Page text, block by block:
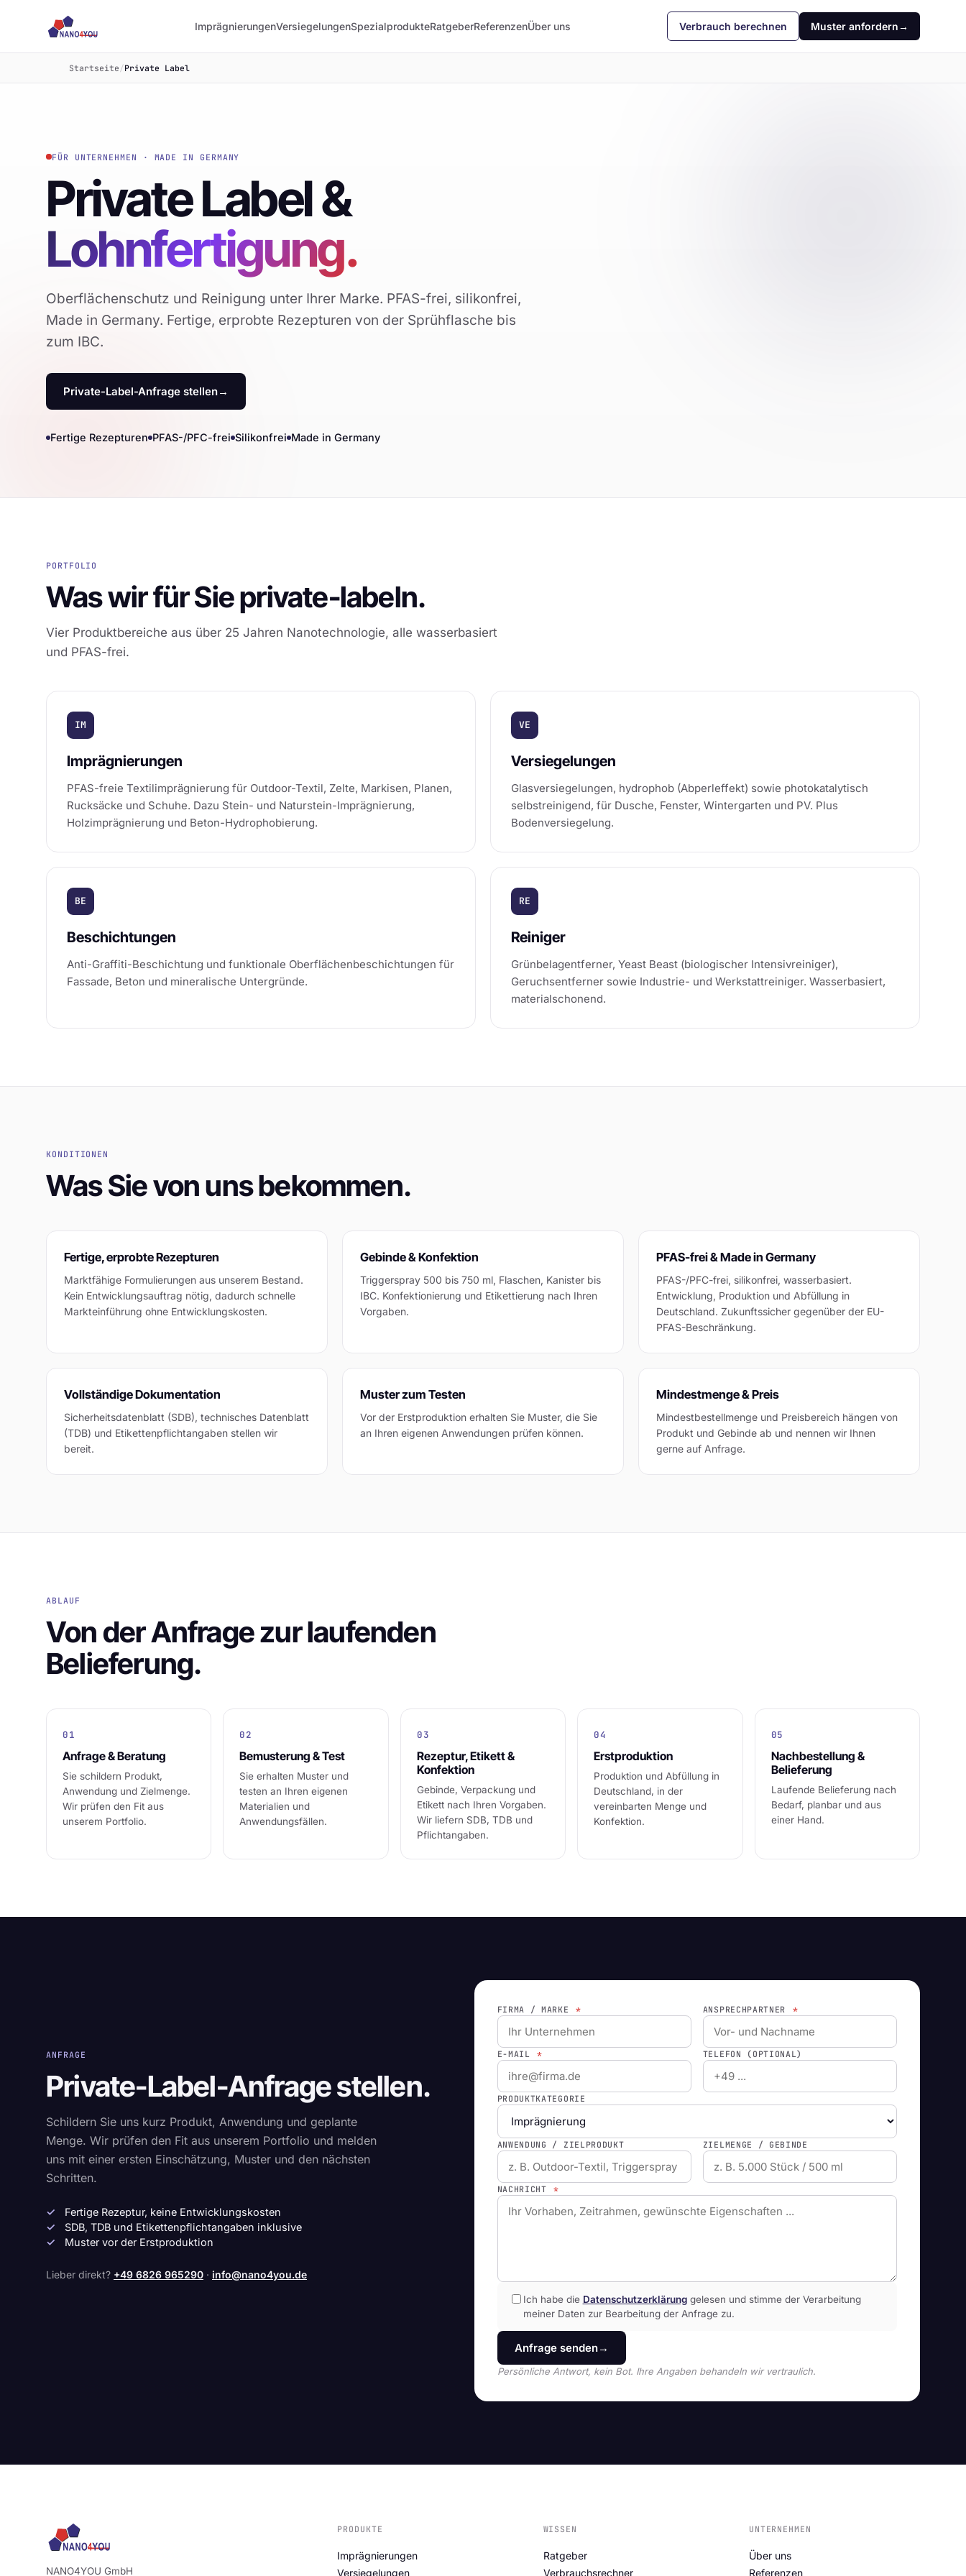
ImprägnierungenVersiegelungenSpezialprodukteRatgeberReferenzenÜber uns Verbrauch berechnen Muster anfordern→
Startseite /Private Label
FÜR UNTERNEHMEN · MADE IN GERMANY
Private Label &
Lohnfertigung.
Oberflächenschutz und Reinigung unter Ihrer Marke. PFAS-frei, silikonfrei,
Made in Germany. Fertige, erprobte Rezepturen von der Sprühflasche bis
zum IBC.
Private-Label-Anfrage stellen→
Fertige Rezepturen PFAS-/PFC-frei Silikonfrei Made in Germany
PORTFOLIO
Was wir für Sie private-labeln.
Vier Produktbereiche aus über 25 Jahren Nanotechnologie, alle wasserbasiert
und PFAS-frei.
IM
Imprägnierungen
PFAS-freie Textilimprägnierung für Outdoor-Textil, Zelte, Markisen, Planen,
Rucksäcke und Schuhe. Dazu Stein- und Naturstein-Imprägnierung,
Holzimprägnierung und Beton-Hydrophobierung.
VE
Versiegelungen
Glasversiegelungen, hydrophob (Abperleffekt) sowie photokatalytisch
selbstreinigend, für Dusche, Fenster, Wintergarten und PV. Plus
Bodenversiegelung.
BE
Beschichtungen
Anti-Graffiti-Beschichtung und funktionale Oberflächenbeschichtungen für
Fassade, Beton und mineralische Untergründe.
RE
Reiniger
Grünbelagentferner, Yeast Beast (biologischer Intensivreiniger),
Geruchsentferner sowie Industrie- und Werkstattreiniger. Wasserbasiert,
materialschonend.
KONDITIONEN
Was Sie von uns bekommen.
Fertige, erprobte Rezepturen
Marktfähige Formulierungen aus unserem Bestand.
Kein Entwicklungsauftrag nötig, dadurch schnelle
Markteinführung ohne Entwicklungskosten.
Gebinde & Konfektion
Triggerspray 500 bis 750 ml, Flaschen, Kanister bis
IBC. Konfektionierung und Etikettierung nach Ihren
Vorgaben.
PFAS-frei & Made in Germany
PFAS-/PFC-frei, silikonfrei, wasserbasiert.
Entwicklung, Produktion und Abfüllung in
Deutschland. Zukunftssicher gegenüber der EU-
PFAS-Beschränkung.
Vollständige Dokumentation
Sicherheitsdatenblatt (SDB), technisches Datenblatt
(TDB) und Etikettenpflichtangaben stellen wir
bereit.
Muster zum Testen
Vor der Erstproduktion erhalten Sie Muster, die Sie
an Ihren eigenen Anwendungen prüfen können.
Mindestmenge & Preis
Mindestbestellmenge und Preisbereich hängen von
Produkt und Gebinde ab und nennen wir Ihnen
gerne auf Anfrage.
ABLAUF
Von der Anfrage zur laufenden
Belieferung.
01
Anfrage & Beratung
Sie schildern Produkt,
Anwendung und Zielmenge.
Wir prüfen den Fit aus
unserem Portfolio.
02
Bemusterung & Test
Sie erhalten Muster und
testen an Ihren eigenen
Materialien und
Anwendungsfällen.
03
Rezeptur, Etikett &
Konfektion
Gebinde, Verpackung und
Etikett nach Ihren Vorgaben.
Wir liefern SDB, TDB und
Pflichtangaben.
04
Erstproduktion
Produktion und Abfüllung in
Deutschland, in der
vereinbarten Menge und
Konfektion.
05
Nachbestellung &
Belieferung
Laufende Belieferung nach
Bedarf, planbar und aus
einer Hand.
ANFRAGE
Private-Label-Anfrage stellen.
Schildern Sie uns kurz Produkt, Anwendung und geplante
Menge. Wir prüfen den Fit aus unserem Portfolio und melden
uns mit einer ersten Einschätzung, Muster und den nächsten
Schritten.
Fertige Rezeptur, keine Entwicklungskosten
SDB, TDB und Etikettenpflichtangaben inklusive
Muster vor der Erstproduktion
Lieber direkt? +49 6826 965290 · info@nano4you.de
FIRMA / MARKE * ANSPRECHPARTNER *
E-MAIL * TELEFON (OPTIONAL)
PRODUKTKATEGORIE
ANWENDUNG / ZIELPRODUKT ZIELMENGE / GEBINDE
NACHRICHT *
Ich habe die Datenschutzerklärunggelesen und stimme der Verarbeitung
meiner Daten zur Bearbeitung der Anfrage zu.
Anfrage senden→
Persönliche Antwort, kein Bot. Ihre Angaben behandeln wir vertraulich.
NANO4YOU GmbH
PRODUKTE
Imprägnierungen
Versiegelungen
WISSEN
Ratgeber
Verbrauchsrechner
UNTERNEHMEN
Über uns
Referenzen